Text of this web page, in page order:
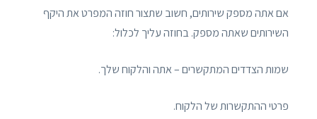
אם אתה מספק שירותים, חשוב שתצור חוזה המפרט את היקף
השירותים שאתה מספק. בחוזה עליך לכלול:
שמות הצדדים המתקשרים – אתה והלקוח שלך.
פרטי ההתקשרות של הלקוח.